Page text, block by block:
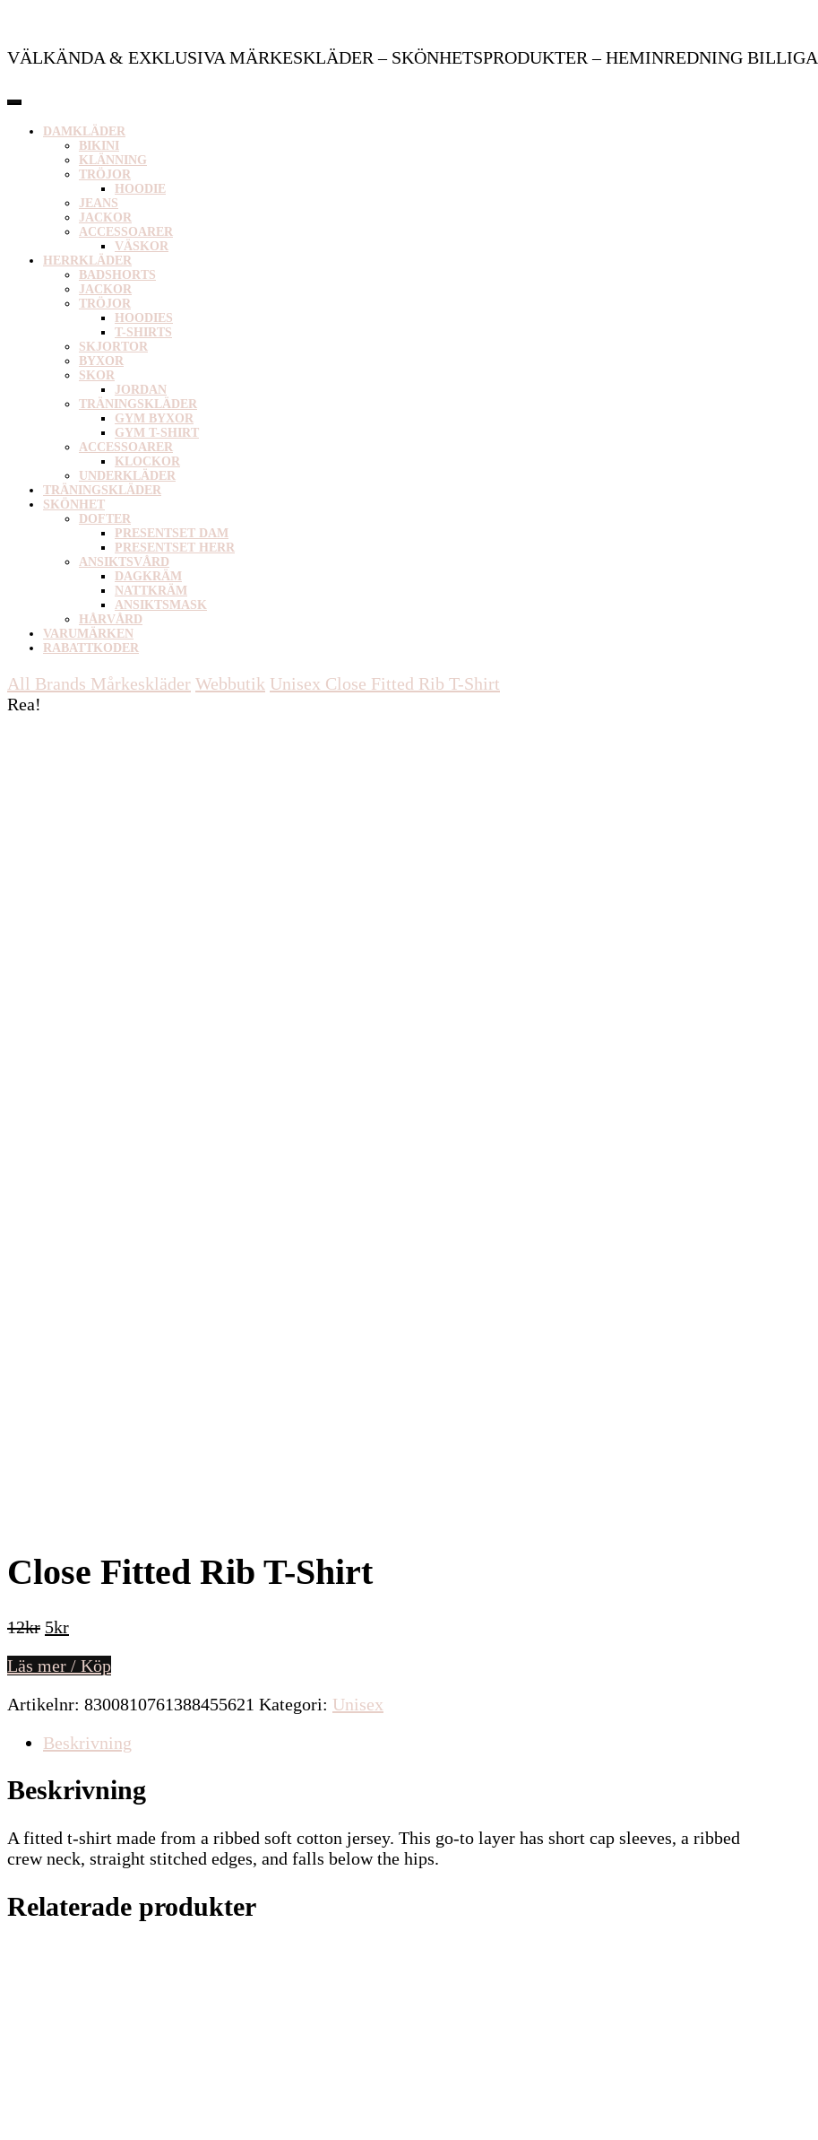
VÄLKÄNDA & EXKLUSIVA MÄRKESKLÄDER – SKÖNHETSPRODUKTER – HEMINREDNING
DAMKLÄDER
BIKINI
KLÄNNING
TRÖJOR
HOODIE
JEANS
JACKOR
ACCESSOARER
VÄSKOR
HERRKLÄDER
BADSHORTS
JACKOR
TRÖJOR
HOODIES
T-SHIRTS
SKJORTOR
BYXOR
SKOR
JORDAN
TRÄNINGSKLÄDER
GYM BYXOR
GYM T-SHIRT
ACCESSOARER
KLOCKOR
UNDERKLÄDER
TRÄNINGSKLÄDER
SKÖNHET
DOFTER
PRESENTSET DAM
PRESENTSET HERR
ANSIKTSVÅRD
DAGKRÄM
NATTKRÄM
ANSIKTSMASK
HÅRVÅRD
VARUMÄRKEN
RABATTKODER
All Brands Mårkeskläder Webbutik Unisex Close Fitted Rib T-Shirt
Rea!
Close Fitted Rib T-Shirt
12kr Det
priset
12kr.
5krDet
priset
5kr.
Läs mer / Köp
Artikelnr: 8300810761388455621 Kategori: Unisex
Beskrivning
Beskrivning
A fitted t-shirt made from a ribbed soft cotton jersey. This go-to layer has short cap sleeves, a ribbed
crew neck, straight stitched edges, and falls below the hips.
Relaterade produkter